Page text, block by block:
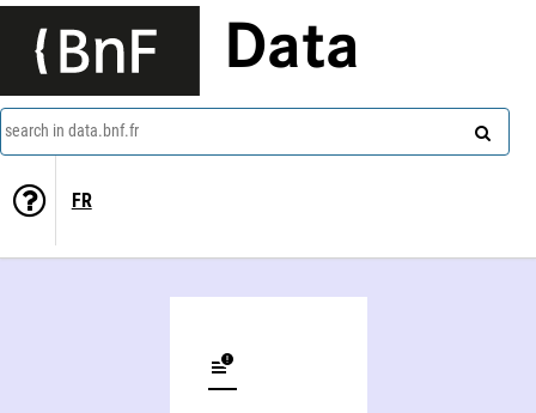
Data
search in data.bnf.fr
FR